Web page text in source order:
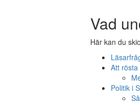
Vad
Här kan du
Att rösta
Politik i